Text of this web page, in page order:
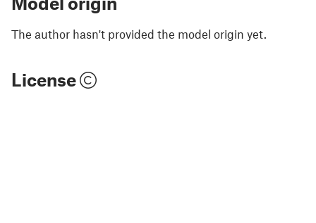
The author hasn't provided the model origin yet.
License